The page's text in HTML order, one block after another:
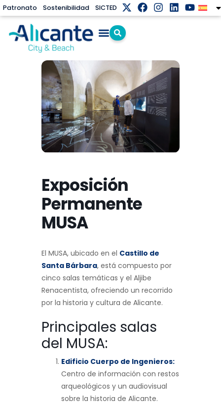
Patronato Sostenibilidad SICTED
Exposición
Permanente
MUSA
El MUSA, ubicado en el Castillo de
Santa Bárbara, está compuesto por
cinco salas temáticas y el Aljibe
Renacentista, ofreciendo un recorrido
por la historia y cultura de Alicante.
Principales salas
del MUSA:
Edificio Cuerpo de Ingenieros:
Centro de información con restos
arqueológicos y un audiovisual
sobre la historia de Alicante.